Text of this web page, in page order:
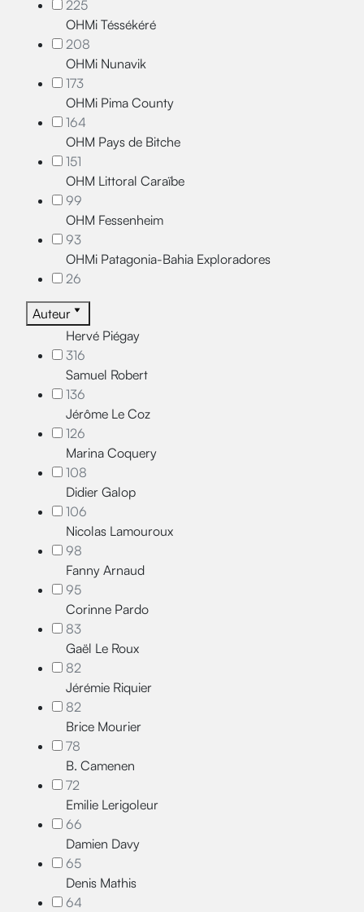
225
OHMi Téssékéré
208
OHMi Nunavik
173
OHMi Pima County
164
OHM Pays de Bitche
151
OHM Littoral Caraïbe
99
OHM Fessenheim
93
OHMi Patagonia-Bahia Exploradores
26
Auteur
Hervé Piégay
316
Samuel Robert
136
Jérôme Le Coz
126
Marina Coquery
108
Didier Galop
106
Nicolas Lamouroux
98
Fanny Arnaud
95
Corinne Pardo
83
Gaël Le Roux
82
Jérémie Riquier
82
Brice Mourier
78
B. Camenen
72
Emilie Lerigoleur
66
Damien Davy
65
Denis Mathis
64